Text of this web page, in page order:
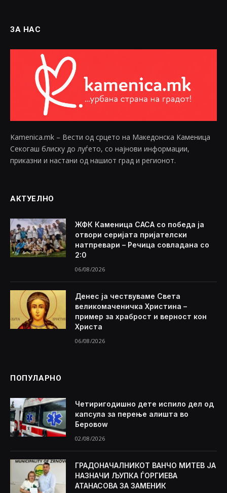
ЗА НАС
Kamenica.mk – Вести од срцето на Македонска Каменица
Секогаш блиску до луѓето, со најнови информации,
приказни и настани од нашиот град и регионот.
АКТУЕЛНО
ЖФК Каменица САСА со победа ја
отвори серијата пријателски
натпревари – Речица совладана со
2:0
06/08/2026
Денес ја чествуваме Света
великомаченичка Христина –
пример за храброст и верност кон
Христа
06/08/2026
ПОПУЛАРНО
Четиригодишно дете испило дел од
капсула за перење алишта во
Беровоw
02/08/2026
ГРАДОНАЧАЛНИКОТ ВАНЧО МИТЕВ ЈА
НАЗНАЧИ ЉУПКА ЃОРГИЕВА
АТАНАСОВА ЗА ЗАМЕНИК